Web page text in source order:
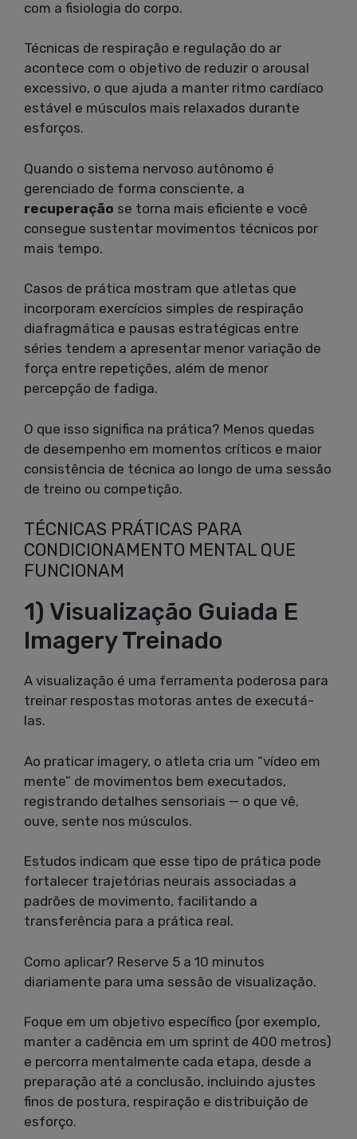
com a fisiologia do corpo.
Técnicas de respiração e regulação do ar
acontece com o objetivo de reduzir o arousal
excessivo, o que ajuda a manter ritmo cardíaco
estável e músculos mais relaxados durante
esforços.
Quando o sistema nervoso autônomo é
gerenciado de forma consciente, a
recuperação se torna mais eficiente e você
consegue sustentar movimentos técnicos por
mais tempo.
Casos de prática mostram que atletas que
incorporam exercícios simples de respiração
diafragmática e pausas estratégicas entre
séries tendem a apresentar menor variação de
força entre repetições, além de menor
percepção de fadiga.
O que isso significa na prática? Menos quedas
de desempenho em momentos críticos e maior
consistência de técnica ao longo de uma sessão
de treino ou competição.
TÉCNICAS PRÁTICAS PARA
CONDICIONAMENTO MENTAL QUE
FUNCIONAM
1) Visualização Guiada E
Imagery Treinado
A visualização é uma ferramenta poderosa para
treinar respostas motoras antes de executá-
las.
Ao praticar imagery, o atleta cria um “vídeo em
mente” de movimentos bem executados,
registrando detalhes sensoriais — o que vê,
ouve, sente nos músculos.
Estudos indicam que esse tipo de prática pode
fortalecer trajetórias neurais associadas a
padrões de movimento, facilitando a
transferência para a prática real.
Como aplicar? Reserve 5 a 10 minutos
diariamente para uma sessão de visualização.
Foque em um objetivo específico (por exemplo,
manter a cadência em um sprint de 400 metros)
e percorra mentalmente cada etapa, desde a
preparação até a conclusão, incluindo ajustes
finos de postura, respiração e distribuição de
esforço.